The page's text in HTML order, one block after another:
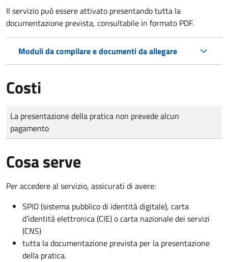
Il servizio può essere attivato presentando tutta la
documentazione prevista, consultabile in formato PDF.
Moduli da compilare e documenti da allegare
Costi
Tipo di pagamento
Importo
La presentazione della pratica non prevede alcun
pagamento
Cosa serve
Per accedere al servizio, assicurati di avere:
SPID (sistema pubblico di identità digitale), carta
d’identità elettronica (CIE) o carta nazionale dei servizi
(CNS)
tutta la documentazione prevista per la presentazione
della pratica.